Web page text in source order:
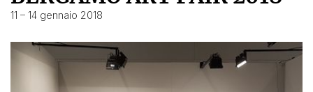
11 – 14 gennaio 2018